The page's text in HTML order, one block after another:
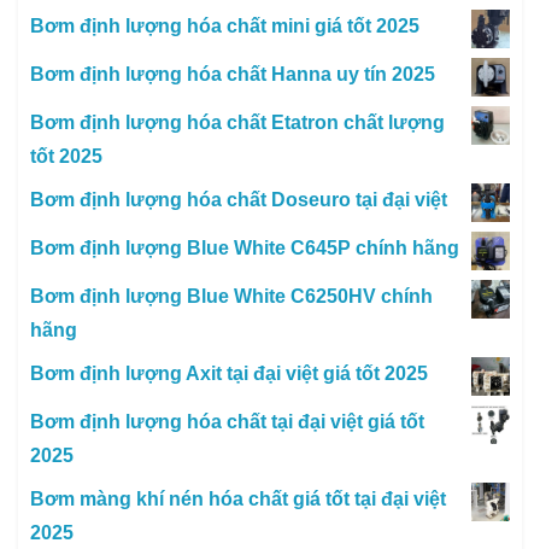
Bơm định lượng hóa chất mini giá tốt 2025
Bơm định lượng hóa chất Hanna uy tín 2025
Bơm định lượng hóa chất Etatron chất lượng
tốt 2025
Bơm định lượng hóa chất Doseuro tại đại việt
Bơm định lượng Blue White C645P chính hãng
Bơm định lượng Blue White C6250HV chính
hãng
Bơm định lượng Axit tại đại việt giá tốt 2025
Bơm định lượng hóa chất tại đại việt giá tốt
2025
Bơm màng khí nén hóa chất giá tốt tại đại việt
2025